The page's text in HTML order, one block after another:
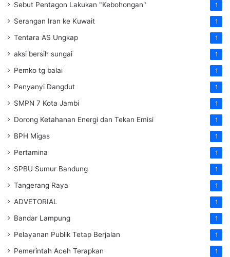
Sebut Pentagon Lakukan "Kebohongan" 1
Serangan Iran ke Kuwait 1
Tentara AS Ungkap 1
aksi bersih sungai 1
Pemko tg balai 1
Penyanyi Dangdut 1
SMPN 7 Kota Jambi 1
Dorong Ketahanan Energi dan Tekan Emisi 1
BPH Migas 1
Pertamina 1
SPBU Sumur Bandung 1
Tangerang Raya 1
ADVETORIAL 1
Bandar Lampung 1
Pelayanan Publik Tetap Berjalan 1
Pemerintah Aceh Terapkan 1